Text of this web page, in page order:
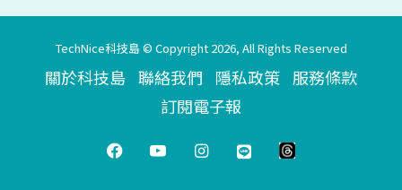
TechNice科技島 © Copyright 2026, All Rights Reserved
關於科技島 聯絡我們 隱私政策 服務條款
訂閱電子報